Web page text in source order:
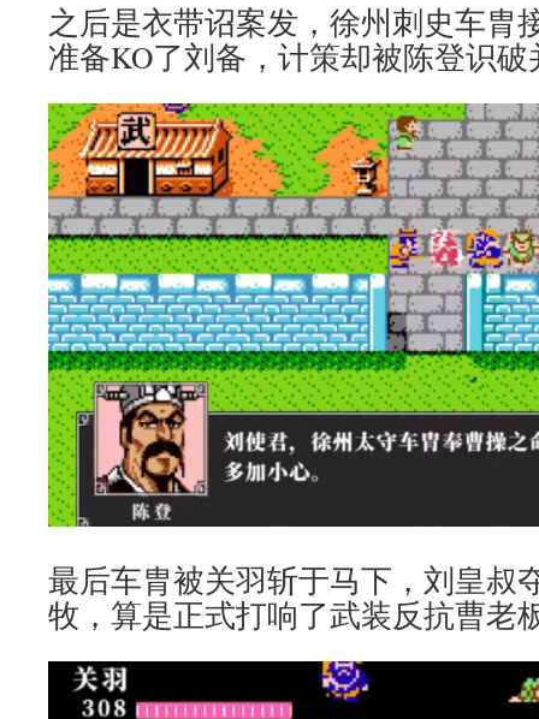
之后是衣带诏案发，徐州刺史车胄
准备KO了刘备，计策却被陈登识
最后车胄被关羽斩于马下，刘皇叔
牧，算是正式打响了武装反抗曹老